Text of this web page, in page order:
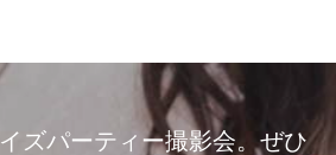
ズパーティー撮影会。ぜひ